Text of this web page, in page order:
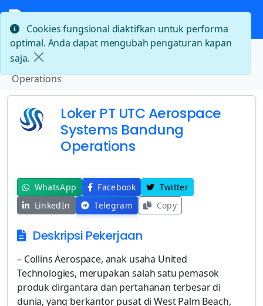
Beranda
Loker PT UTC Aerospace Systems Bandung
Operations
Loker PT UTC Aerospace
Systems Bandung
Operations
WhatsApp Facebook
Twitter
LinkedIn
Telegram Copy
Deskripsi Pekerjaan
– Collins Aerospace, anak usaha United
Technologies, merupakan salah satu pemasok
produk dirgantara dan pertahanan terbesar di
dunia, yang berkantor pusat di West Palm Beach,
Cookies fungsional diaktifkan untuk performa
optimal. Anda dapat mengubah pengaturan kapan
saja.